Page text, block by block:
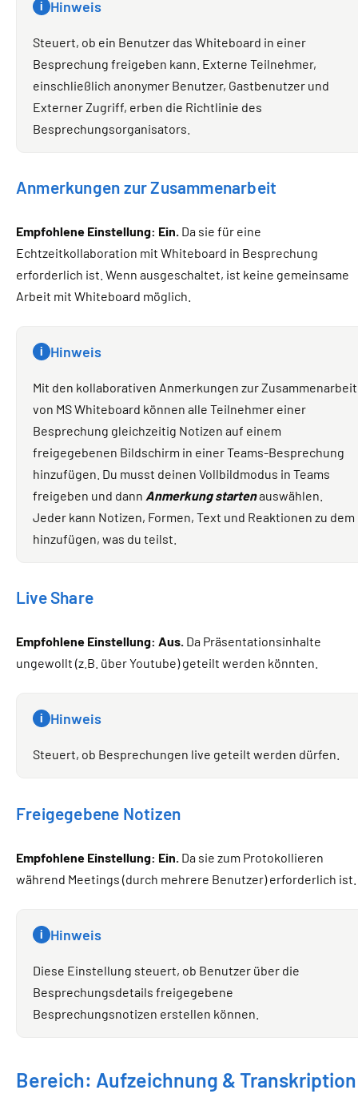
i Hinweis
Steuert, ob ein Benutzer das Whiteboard in einer
Besprechung freigeben kann. Externe Teilnehmer,
einschließlich anonymer Benutzer, Gastbenutzer und
Externer Zugriff, erben die Richtlinie des
Besprechungsorganisators.
Anmerkungen zur Zusammenarbeit
Empfohlene Einstellung: Ein. Da sie für eine
Echtzeitkollaboration mit Whiteboard in Besprechung
erforderlich ist. Wenn ausgeschaltet, ist keine gemeinsame
Arbeit mit Whiteboard möglich.
i Hinweis
Mit den kollaborativen Anmerkungen zur Zusammenarbeit
von MS Whiteboard können alle Teilnehmer einer
Besprechung gleichzeitig Notizen auf einem
freigegebenen Bildschirm in einer Teams-Besprechung
hinzufügen. Du musst deinen Vollbildmodus in Teams
freigeben und dann Anmerkung startenauswählen.
Jeder kann Notizen, Formen, Text und Reaktionen zu dem
hinzufügen, was du teilst.
Live Share
Empfohlene Einstellung: Aus. Da Präsentationsinhalte
ungewollt (z.B. über Youtube) geteilt werden könnten.
i Hinweis
Steuert, ob Besprechungen live geteilt werden dürfen.
Freigegebene Notizen
Empfohlene Einstellung: Ein. Da sie zum Protokollieren
während Meetings (durch mehrere Benutzer) erforderlich ist.
i Hinweis
Diese Einstellung steuert, ob Benutzer über die
Besprechungsdetails freigegebene
Besprechungsnotizen erstellen können.
Bereich: Aufzeichnung & Transkription